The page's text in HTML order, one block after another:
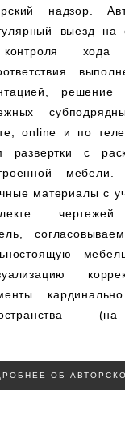
надзор.
выезд
хода
решение
online и по
развертки с
мебели.
материалы с
чертежей.
ОБ